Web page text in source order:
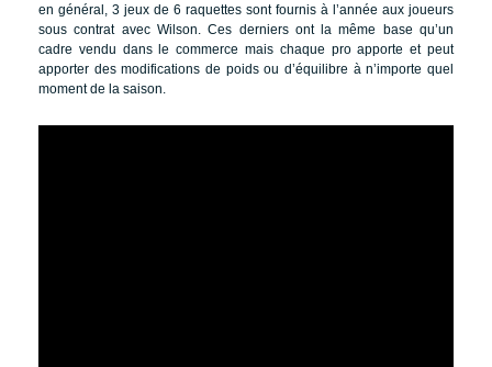
en général, 3 jeux de 6 raquettes sont fournis à l’année aux joueurs
sous contrat avec Wilson. Ces derniers ont la même base qu’un
cadre vendu dans le commerce mais chaque pro apporte et peut
apporter des modifications de poids ou d’équilibre à n’importe quel
moment de la saison.